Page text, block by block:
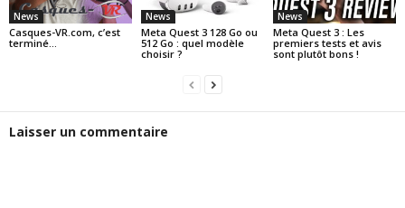
News
Casques-VR.com, c’est
terminé…
News
Meta Quest 3 128 Go ou
512 Go : quel modèle
choisir ?
News
Meta Quest 3 : Les
premiers tests et avis
sont plutôt bons !
Laisser un commentaire